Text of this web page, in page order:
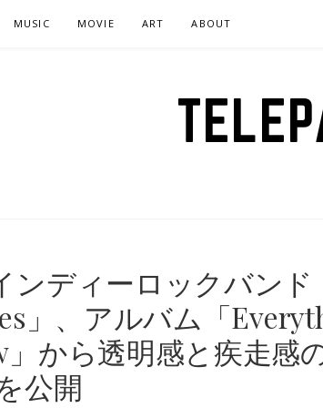
MUSIC MOVIE ART ABOUT
ンディーロックバン
」、アルバム「
」から透明感と疾走感
公開